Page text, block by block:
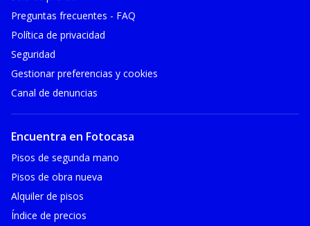
Preguntas frecuentes - FAQ
Política de privacidad
Seguridad
Gestionar preferencias y cookies
Canal de denuncias
Encuentra en Fotocasa
Pisos de segunda mano
Pisos de obra nueva
Alquiler de pisos
Índice de precios